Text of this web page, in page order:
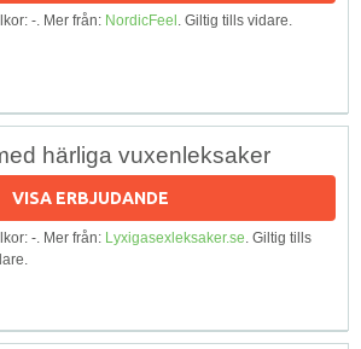
-. Mer från: NordicFeel. Giltig tills vidare.
härliga vuxenleksaker
VISA ERBJUDANDE
-. Mer från: Lyxigasexleksaker.se. Giltig tills